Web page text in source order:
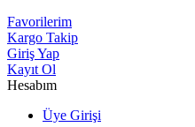
Favorilerim
Kargo Takip
Giriş Yap
Kayıt Ol
Hesabım
Üye Girişi